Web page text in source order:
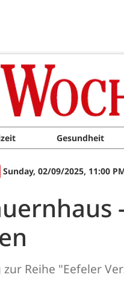
Gesundheit
Sunday, 02/09/2025, 11:00
Reihe "Eefeler